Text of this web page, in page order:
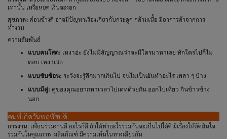
เท่านั้น เหงื่อหยด เงินจะงอก
สุขภาพ: ค่อนข้างดี อาจมีปัญหาเรื่องเกี่ยวกับกระดูก กล้ามเนื้อ มีอาการล้าจากการ
ทำงาน
ความสัมพันธ์
แบบคนโสด: เหงาอ่ะ ยังไม่มีสัญญาณว่าจะมีใครมาหาเลย ทักใครไปก็ไม่
ตอบ เหงาเว่อ
แบบซับซ้อน: ระวังจะรู้สึกมากเกินไป จนไม่เป็นอันทำอะไร เพลา ๆ บ้าง
แบบมีคู่: คู่ของคุณอยากหาเวลาไปเดทด้วยกัน ออกไปเที่ยว กินข้าวข้าง
นอก
คนที่เกิดวันพฤหัสบดี
การงาน: เพื่อนร่วมงานดี อะไรก็ดี ถ้าได้ทำอะไรร่วมกันจะเป็นไปได้ดี มีเรื่องให้ตัดสินใจ
ร่วมกันในคุณภาพ ผลิตภัณฑ์ มีความเห็นในทางเดียวกัน